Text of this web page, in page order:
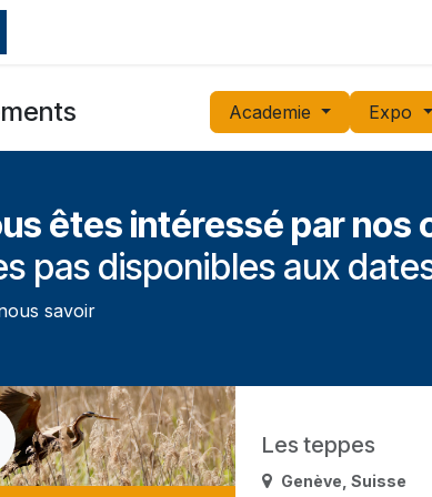
Academie Expo
êtes intéressé par nos
pas disponibles aux
savoir
Les teppes
Genève Suisse